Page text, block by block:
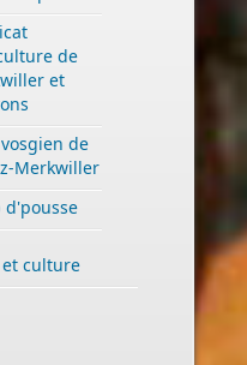
de
et
de
Merkwiller
d'pousse
culture
DECLARATION
dorénavant en ligne
2022, vous pouvez profiter
(SVE)pour déposer votre
d’urbanisme
d’aménager et de
et certificat d’urbanisme)
garanties de réception